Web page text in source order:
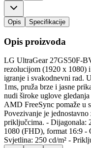
Opis Specifikacije
Opis proizvoda
LG UltraGear 27GS50F-
rezolucijom (1920 x 1080)
igranje i svakodnevni rad.
1ms, pruža brze i jasne
nudi široke uglove
AMD FreeSync pomaže u
Povezivanje je
priključcima. - Dijagonala:
1080 (FHD), format 16:9 -
Svjetlina: 250 cd/m² -